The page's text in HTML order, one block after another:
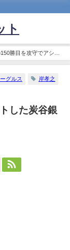
ト
勝目を攻守でアシス
グルス 岸孝之
した炭谷銀